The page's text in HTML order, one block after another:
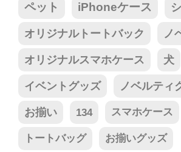
ペット iPhoneケース
オリジナルトートバック ノ
オリジナルスマホケース 犬
イベントグッズ ノベルティ
お揃い 134 スマホケース
トートバッグ お揃いグッズ